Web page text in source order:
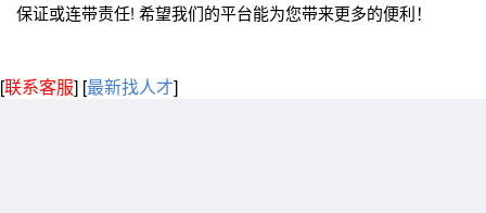
保证或连带责任! 希望我们的平台能为您带来更多的便利！
[联系客服] [最新找人才]